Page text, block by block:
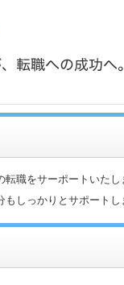
職をサーポートいた
しっかりとサポートし